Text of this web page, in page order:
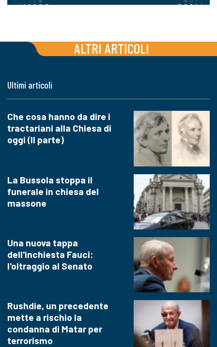
ALTRI ARTICOLI
Ultimi articoli
Che cosa hanno da dire i
tractariani alla Chiesa di
oggi (II parte)
La Bussola stoppa il
funerale in chiesa del
massone
Una nuova tappa
dell'inchiesta Fauci:
l'oltraggio al Senato
Rushdie, un precedente
mette a rischio la
condanna di Matar per
terrorismo